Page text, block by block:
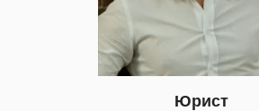
Юрист